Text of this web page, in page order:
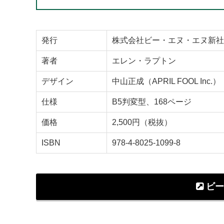
発行 株式会社ビー・エヌ・エヌ新社
著者 エレン・ラプトン
デザイン 中山正成（APRIL FOOL Inc.）
仕様 B5判変型、168ページ
価格 2,500円（税抜）
ISBN 978-4-8025-1099-8
ビー